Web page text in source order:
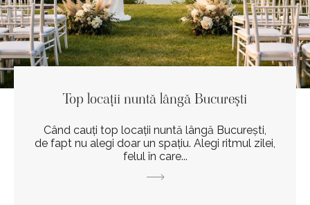
Top locații nuntă lângă București
Când cauți top locații nuntă lângă București,
de fapt nu alegi doar un spațiu. Alegi ritmul zilei,
felul în care...